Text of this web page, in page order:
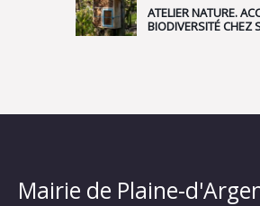
ATELIER NATURE.
BIODIVERSITÉ CHEZ
Mairie de Plaine-